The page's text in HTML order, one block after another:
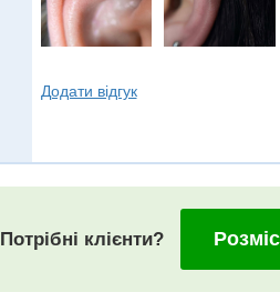
Додати відгук
Потрібні клієнти?